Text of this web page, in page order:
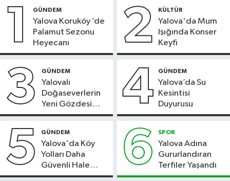
1 GÜNDEM
Yalova Koruköy ’de
Palamut Sezonu
Heyecanı
2 KÜLTÜR
Yalova'da Mum
Işığında Konser
Keyfi
3 GÜNDEM
Yalovalı
Doğaseverlerin
Yeni Gözdesi
Bolu'daki Meyve
4 GÜNDEM
Yalova’da Su
Kesintisi
Duyurusu
5 GÜNDEM
Yalova'da Köy
Yolları Daha
Güvenli Hale
Geliyor
6 SPOR
Yalova Adına
Gururlandıran
Terfiler Yaşandı